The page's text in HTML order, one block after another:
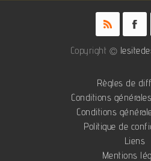
Copyright ©
Règles de
Conditions
Conditions
Politique de
Liens
Mentions